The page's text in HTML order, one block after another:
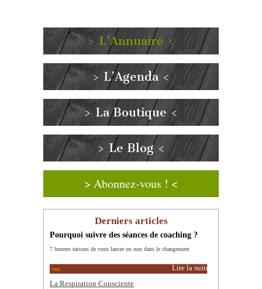
> L’Annuaire <
> L’Agenda <
> La Boutique <
> Le Blog <
> Abonnez-vous ! <
Derniers articles
Pourquoi suivre des séances de coaching ?
7 bonnes raisons de vous lancer ou non dans le changement
Lire la suite
La Respiration Consciente